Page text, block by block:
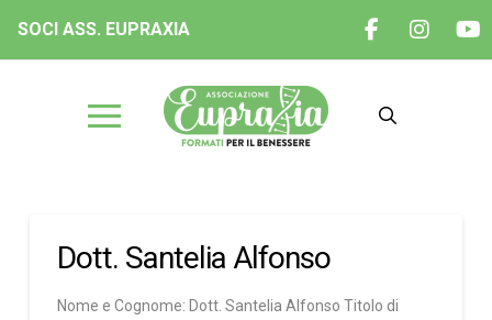
SOCI ASS. EUPRAXIA
Dott. Santelia Alfonso
Nome e Cognome: Dott. Santelia Alfonso Titolo di